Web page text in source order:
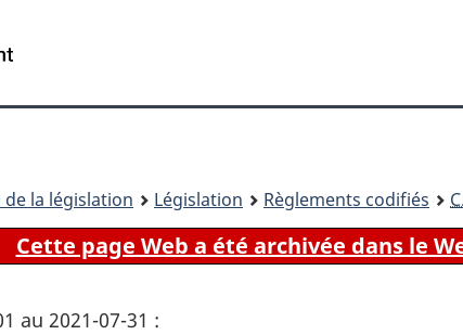
principal
À
site
version
de la législation Législation Règlements codifiés
Cette page Web a été archivée dans le
au 2021-07-31 :